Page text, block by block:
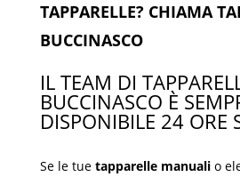
TAPPARELLE? CHIAMA
BUCCINASCO
IL TEAM DI
BUCCINASCO È
DISPONIBILE 24 ORE
Se le tue tapparelle manualio